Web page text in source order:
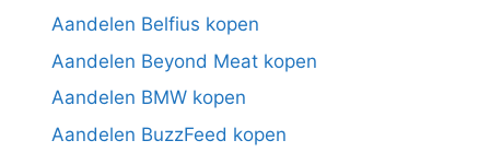
Aandelen Belfius kopen
Aandelen Beyond Meat kopen
Aandelen BMW kopen
Aandelen BuzzFeed kopen